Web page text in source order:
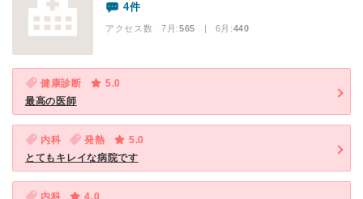
4件
アクセス数 7月:565 | 6月:440
健康診断
5.0
最高の医師
内科 発熱
5.0
とてもキレイな病院です
内科 4.0